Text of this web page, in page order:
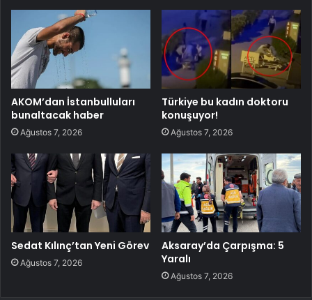
AKOM’dan İstanbulluları
bunaltacak haber
Ağustos 7, 2026
Türkiye bu kadın doktoru
konuşuyor!
Ağustos 7, 2026
Sedat Kılınç’tan Yeni Görev
Ağustos 7, 2026
Aksaray’da Çarpışma: 5
Yaralı
Ağustos 7, 2026